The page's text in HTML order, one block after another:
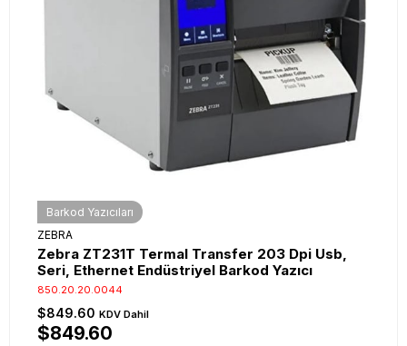
Barkod Yazıcıları
ZEBRA
Zebra ZT231T Termal Transfer 203 Dpi Usb,
Seri, Ethernet Endüstriyel Barkod Yazıcı
850.20.20.0044
$849.60 KDV Dahil
$849.60